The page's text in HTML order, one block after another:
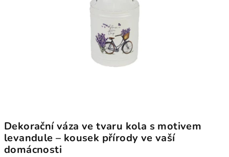
Dekorační váza ve tvaru kola s motivem
levandule – kousek přírody ve vaší
domácnosti